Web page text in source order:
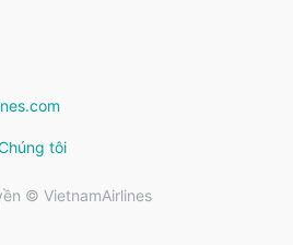
tôi
© VietnamAirlines